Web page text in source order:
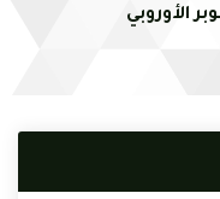
الأوروبي